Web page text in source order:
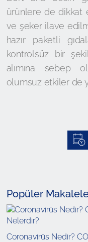
ürünlere de dikkat
ve şeker ilave
hazır paketli
kontrolsüz bir
alımına sebep
olumsuz etkiler de
Popüler
Coronavirüs Nedir?